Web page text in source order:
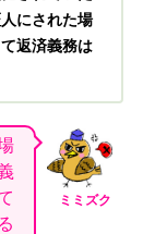
にされた場
返済義務は
ミミズク